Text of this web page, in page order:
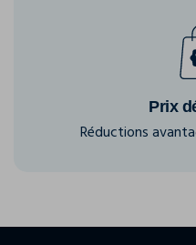
Prix
Réductions